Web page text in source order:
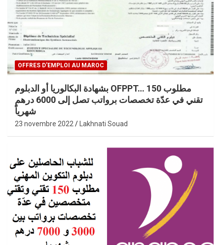
OFFRES D'EMPLOI AU MAROC
بشهادة البكالوريا أو الدبلوم OFPPT… مطلوب 150
تقني في عدّة تخصصات برواتب تصل إلى 6000 درهم
شهرياً
23 novembre 2022 Lakhnati Souad